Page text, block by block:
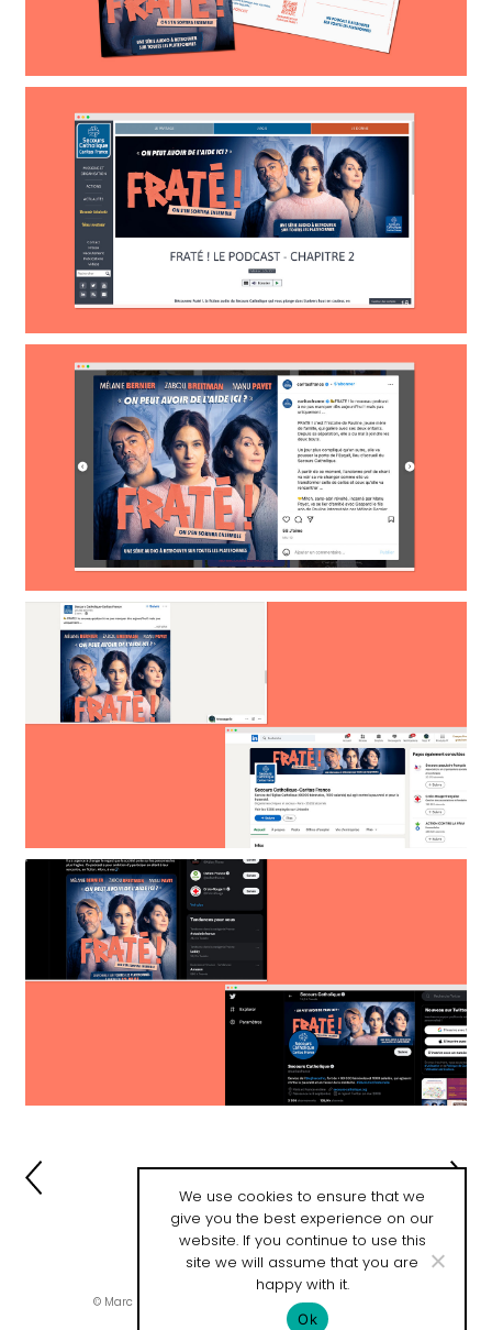
© Marc Lafon / Développement web :Mathieu Dussault
We use cookies to ensure that we
give you the best experience on our
website. If you continue to use this
site we will assume that you are
happy with it.
Ok